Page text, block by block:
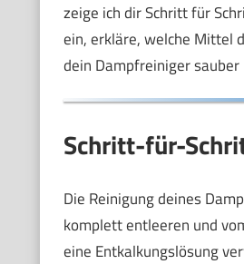
zeige ich dir Schritt für
ein, erkläre, welche Mittel
dein Dampfreiniger
Schritt-für-
Die Reinigung deines
komplett entleeren und
eine Entkalkungslösung